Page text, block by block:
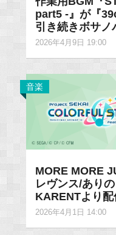
part5 -』が『
引き続きボサノ
2026年4月9日 19:00
音楽
MORE MORE
レヴンス/あり
KARENTより配
2026年4月1日 14:00